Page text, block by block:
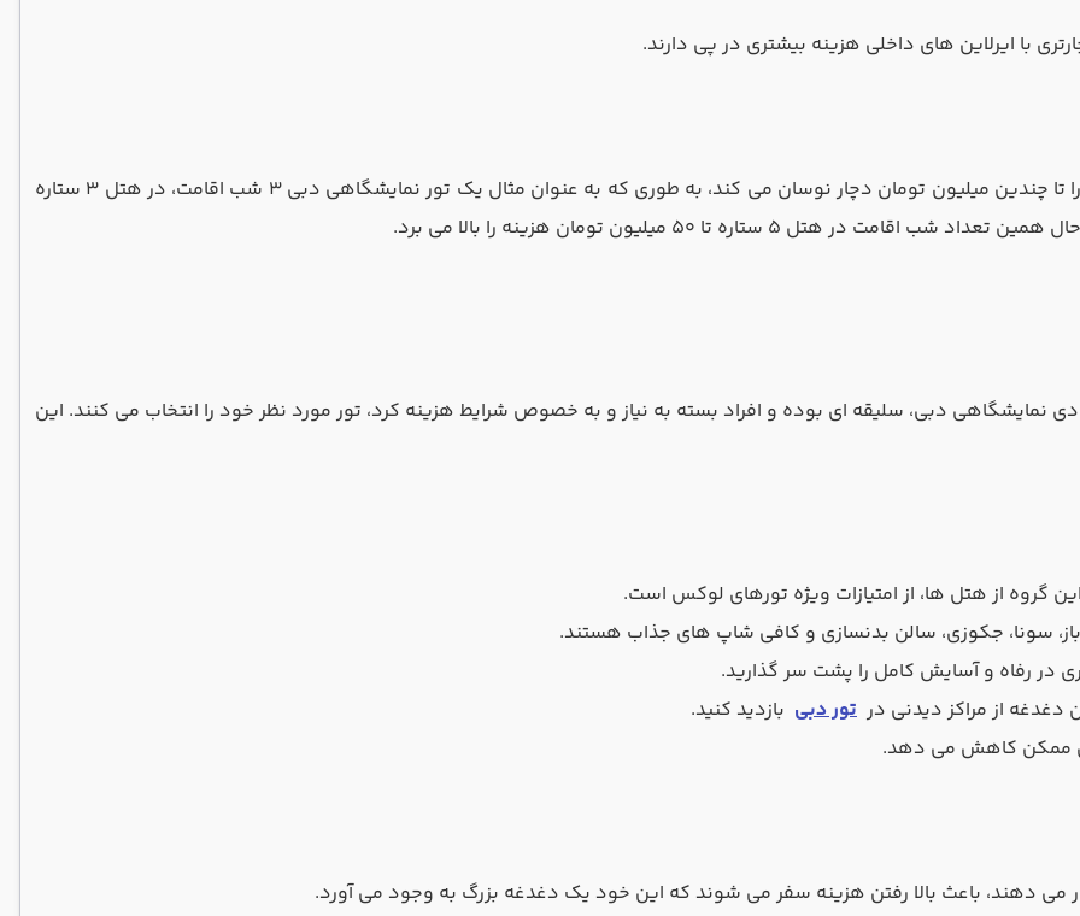
با ایرلاین های داخلی هزینه بیشتری در پی دارند.
نوع هتل و تعداد شب های اقامت، قیمت تور نمایشگاهی دبی را تا چندین میلیون تومان دچار نوسان می کند، به طوری که به عنوان مثال یک تور نمایشگاهی دبی ۳ شب اقامت، در هتل ۳ ستاره
نمایشگاهی دبی، سلیقه ای بوده و افراد بسته به نیاز و به خصوص شرایط هزینه کرد، تور مورد نظر خود را انتخاب می کنند. این
سونا، جکوزی، سالن بدنسازی و کافی شاپ های جذاب هستند.
در رفاه و آسایش کامل را پشت سر گذارید.
از مراکز دیدنی در تور دبی بازدید کنید.
ممکن کاهش می دهد.
می دهند، باعث بالا رفتن هزینه سفر می شوند که این خود یک دغدغه بزرگ به وجود می آورد.